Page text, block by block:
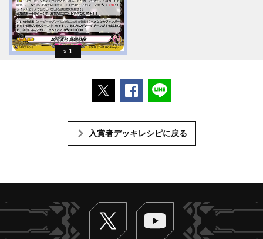
1
ポストするFacebookでシェアする
入賞者デッキレシピに戻る
Twitter ヴァンガードch